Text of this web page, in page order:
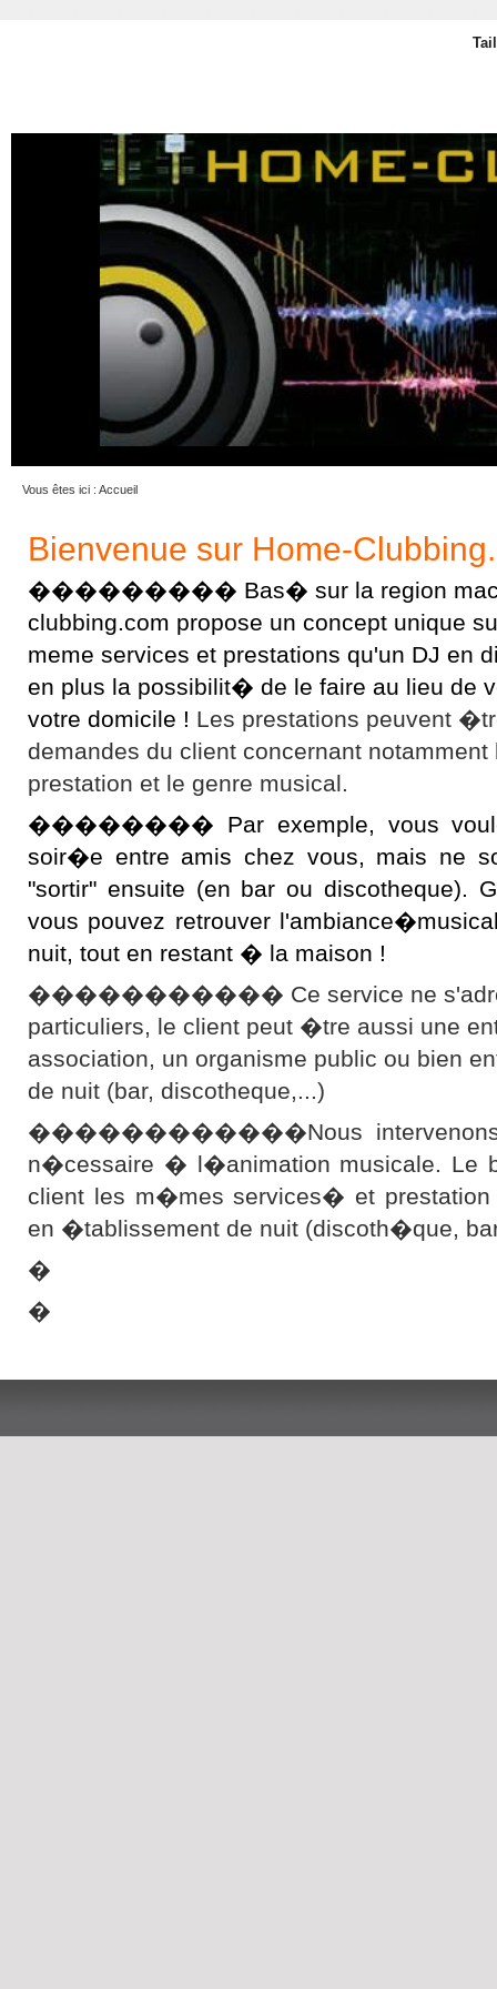
Vous êtes ici : Accueil
Bienvenue sur Home-
��������� Bas� sur la region
clubbing.com propose un concept unique
meme services et prestations qu'un DJ en
en plus la possibilit� de le faire au lieu de
votre domicile ! Les prestations peuvent
demandes du client concernant
prestation et le genre musical.
�������� Par exemple, vous
soir�e entre amis chez vous, mais ne
"sortir" ensuite (en bar ou discotheque).
vous pouvez retrouver
nuit, tout en restant � la maison !
����������� Ce service ne
particuliers, le client peut �tre aussi une
association, un organisme public ou bien
de nuit (bar, discotheque,...)
������������Nous intervenons
n�cessaire � l�animation musicale. Le
client les m�mes services� et
en �tablissement de nuit (discoth�que,
�
�